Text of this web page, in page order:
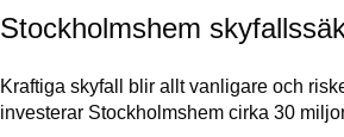
Stockholmshem
Kraftiga skyfall blir allt vanligare och
investerar Stockholmshem cirka 30